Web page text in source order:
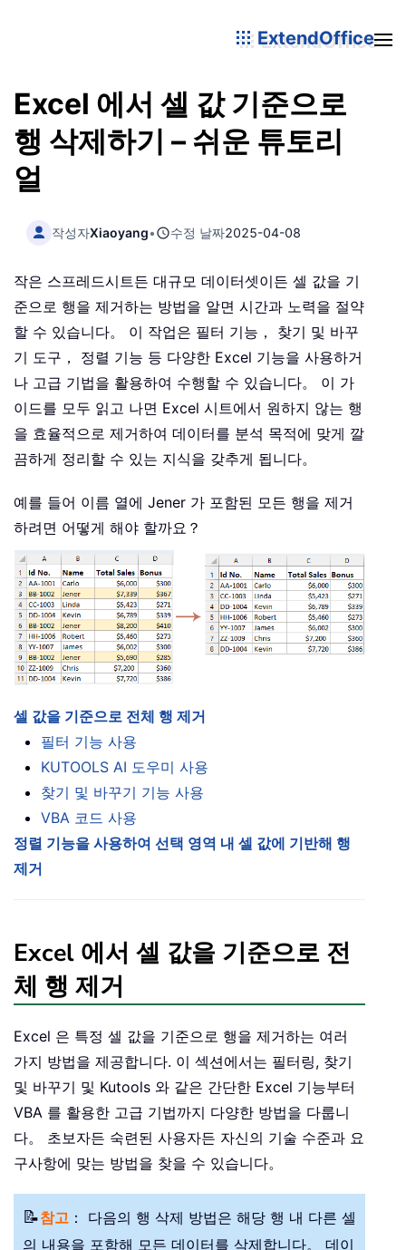
ExtendOffice
Excel 에서 셀 값 기준으로
행 삭제하기 – 쉬운 튜토리
얼
작성자Xiaoyang• 수정 날짜2025-04-08
작은 스프레드시트든 대규모 데이터셋이든 셀 값을 기
준으로 행을 제거하는 방법을 알면 시간과 노력을 절약
할 수 있습니다。 이 작업은 필터 기능， 찾기 및 바꾸
기 도구， 정렬 기능 등 다양한 Excel 기능을 사용하거
나 고급 기법을 활용하여 수행할 수 있습니다。 이 가
이드를 모두 읽고 나면 Excel 시트에서 원하지 않는 행
을 효율적으로 제거하여 데이터를 분석 목적에 맞게 깔
끔하게 정리할 수 있는 지식을 갖추게 됩니다。
예를 들어 이름 열에 Jener 가 포함된 모든 행을 제거
하려면 어떻게 해야 할까요？
셀 값을 기준으로 전체 행 제거
필터 기능 사용
KUTOOLS AI 도우미 사용
찾기 및 바꾸기 기능 사용
VBA 코드 사용
정렬 기능을 사용하여 선택 영역 내 셀 값에 기반해 행
제거
Excel 에서 셀 값을 기준으로 전
체 행 제거
Excel 은 특정 셀 값을 기준으로 행을 제거하는 여러
가지 방법을 제공합니다. 이 섹션에서는 필터링, 찾기
및 바꾸기 및 Kutools 와 같은 간단한 Excel 기능부터
VBA 를 활용한 고급 기법까지 다양한 방법을 다룹니
다。 초보자든 숙련된 사용자든 자신의 기술 수준과 요
구사항에 맞는 방법을 찾을 수 있습니다。
📝참고 ： 다음의 행 삭제 방법은 해당 행 내 다른 셀
의 내용을 포함해 모든 데이터를 삭제합니다。 데이